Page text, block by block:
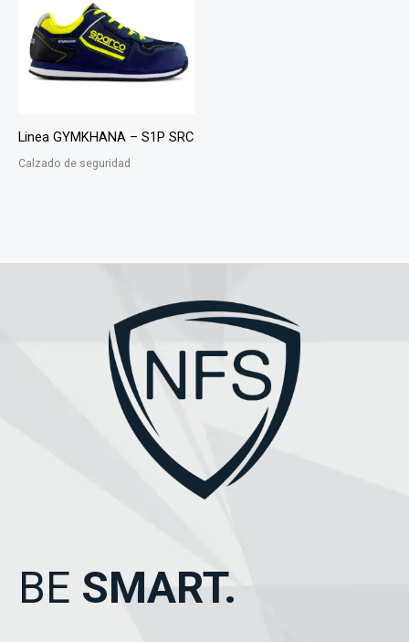
Linea GYMKHANA – S1P SRC
Calzado de seguridad
BE SMART.